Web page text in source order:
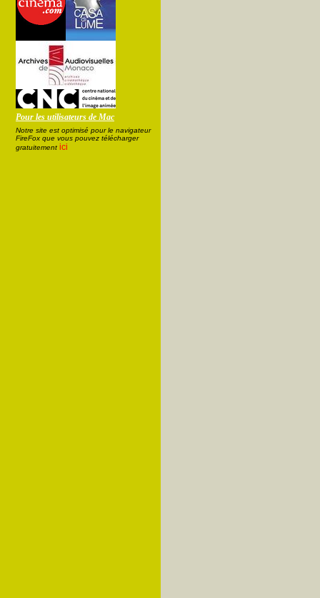
Pour les utilisateurs de Mac
Notre site est optimisé pour le navigateur
FireFox que vous pouvez télécharger
gratuitement ici